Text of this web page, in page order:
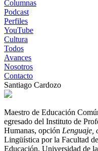
Columnas
Podcast
Perfiles
YouTube
Cultura
Todos
Avances
Nosotros
Contacto
Santiago Cardozo
Maestro de Educación
egresado del Instituto de
Humanas, opción Lenguaje,
Lingüística por la Facultad
Educación, Universidad de